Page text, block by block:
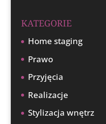
KATEGORIE
Home staging
Prawo
Przyjęcia
Realizacje
Stylizacja wnętrz